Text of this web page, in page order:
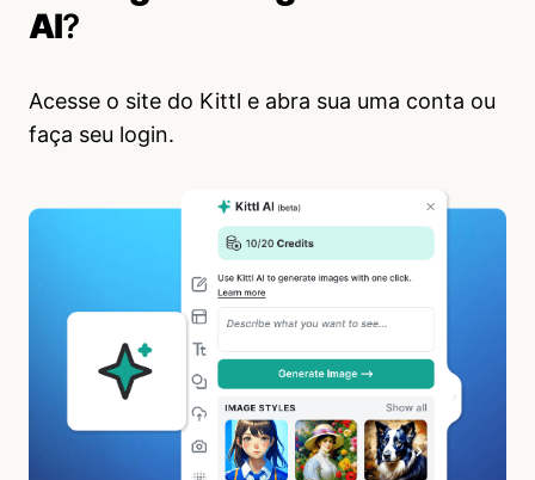
AI?
Acesse o site do Kittl e abra sua uma conta ou
faça seu login.